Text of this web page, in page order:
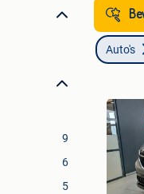
9
6
5
Auto's